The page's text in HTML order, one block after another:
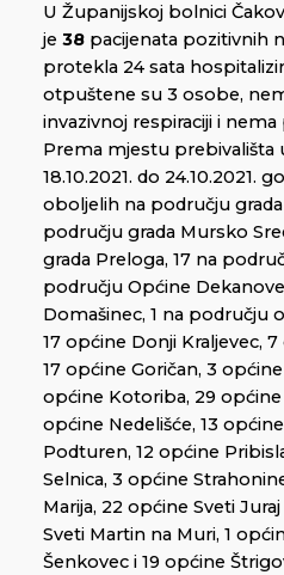
U Županijskoj bolnici
je 38 pacijenata pozitivnih
protekla 24 sata
otpuštene su 3 osobe,
invazivnoj respiraciji i
Prema mjestu prebivališta
18.10.2021. do 24.10.2021.
oboljelih na području grada
području grada Mursko
grada Preloga, 17 na
području Općine
Domašinec, 1 na području
17 općine Donji Kraljevec,
17 općine Goričan, 3
općine Kotoriba, 29 općine
općine Nedelišće, 13
Podturen, 12 općine
Selnica, 3 općine
Marija, 22 općine Sveti
Sveti Martin na Muri, 1
Šenkovec i 19 općine